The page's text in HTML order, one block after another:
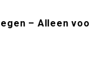
– Alleen